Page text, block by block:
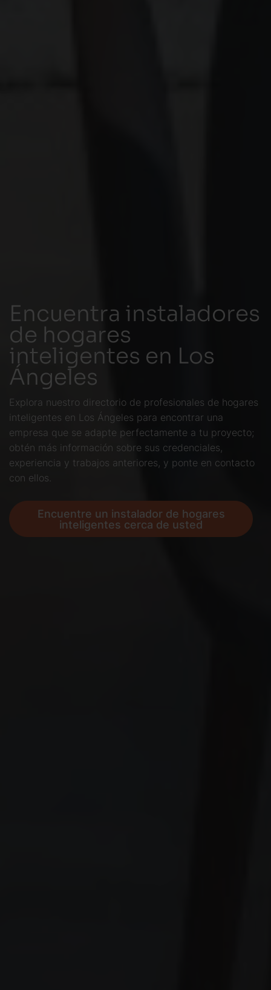
Encuentra instaladores
de hogares
inteligentes en Los
Ángeles
Explora nuestro directorio de profesionales de hogares
inteligentes en Los Ángeles para encontrar una
empresa que se adapte perfectamente a tu proyecto;
obtén más información sobre sus credenciales,
experiencia y trabajos anteriores, y ponte en contacto
con ellos.
Encuentre un instalador de hogares
inteligentes cerca de usted